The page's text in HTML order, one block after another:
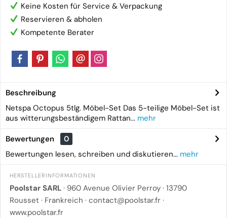
Keine Kosten für Service & Verpackung
Reservieren & abholen
Kompetente Berater
Beschreibung
Netspa Octopus 5tlg. Möbel-Set Das 5-teilige Möbel-Set ist
aus witterungsbeständigem Rattan... mehr
Bewertungen
0
Bewertungen lesen, schreiben und diskutieren... mehr
HERSTELLERINFORMATIONEN
Poolstar SARL · 960 Avenue Olivier Perroy · 13790
Rousset · Frankreich · contact@poolstar.fr ·
www.poolstar.fr